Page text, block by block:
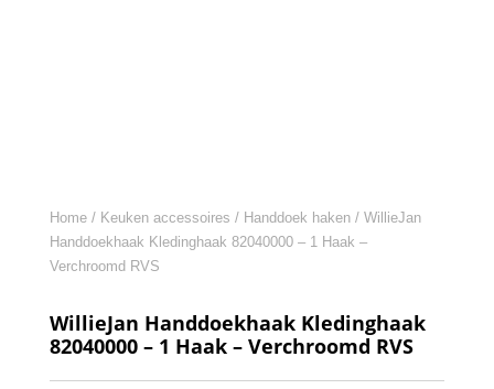
Home/ Keuken accessoires / Handdoek haken/ WillieJan
Handdoekhaak Kledinghaak 82040000 – 1 Haak –
Verchroomd RVS
WillieJan Handdoekhaak Kledinghaak
82040000 – 1 Haak – Verchroomd RVS